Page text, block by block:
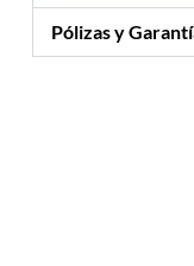
Pólizas y